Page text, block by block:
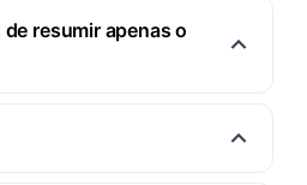
resumir apenas o